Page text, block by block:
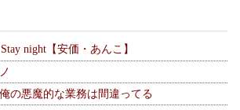
Stay night【安価・あんこ】
の悪魔的な業務は間違ってる